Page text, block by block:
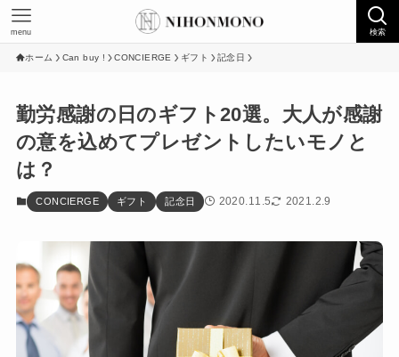
検索
menu
ホーム Can buy ! CONCIERGE ギフト 記念日
勤労感謝の日のギフト20選。大人が感謝
の意を込めてプレゼントしたいモノと
は？
CONCIERGE ギフト 記念日 2020.11.5 2021.2.9